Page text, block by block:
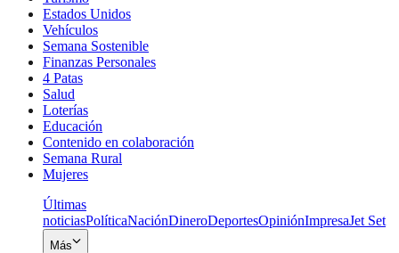
Estados Unidos
Vehículos
Semana Sostenible
Finanzas Personales
4 Patas
Salud
Loterías
Educación
Contenido en colaboración
Semana Rural
Mujeres
Últimas
noticiasPolíticaNaciónDineroDeportesOpiniónImpresaJet Set
Más